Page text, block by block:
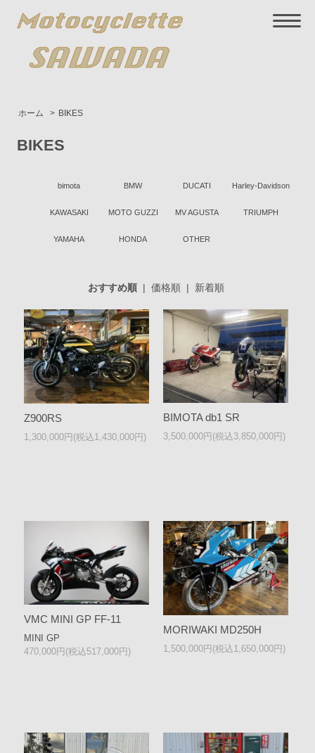
ホーム > BIKES
BIKES
bimota BMW DUCATI Harley-Davidson
KAWASAKI MOTO GUZZI MV AGUSTA TRIUMPH
YAMAHA HONDA OTHER
おすすめ順| 価格順| 新着順
Z900RS
1,300,000円(税込1,430,000円)
BIMOTA db1 SR
3,500,000円(税込3,850,000円)
VMC MINI GP FF-11
MINI GP
470,000円(税込517,000円)
MORIWAKI MD250H
1,500,000円(税込1,650,000円)